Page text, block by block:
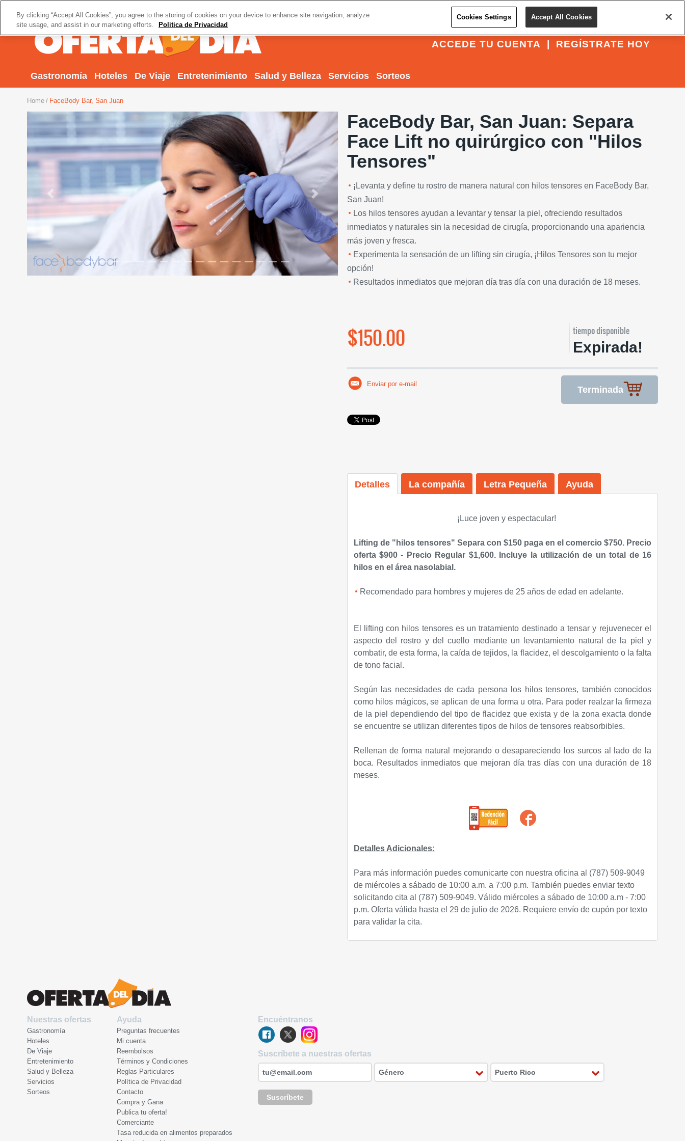
REGÍSTRATE HOY
ACCEDE TU CUENTA
Gastronomía Hoteles De Viaje Entretenimiento Salud y Belleza Servicios Sorteos
Home FaceBody Bar, San Juan
Previous Next
FaceBody Bar, San Juan: Separa
Face Lift no quirúrgico con "Hilos
Tensores"
¡Levanta y define tu rostro de manera natural con hilos tensores en FaceBody Bar,
San Juan!
Los hilos tensores ayudan a levantar y tensar la piel, ofreciendo resultados
inmediatos y naturales sin la necesidad de cirugía, proporcionando una apariencia
más joven y fresca.
Experimenta la sensación de un lifting sin cirugía, ¡Hilos Tensores son tu mejor
opción!
Resultados inmediatos que mejoran día tras día con una duración de 18 meses.
$150.00 tiempo disponible
Expirada!
Terminada
Enviar por e-mail
Detalles La compañía Letra Pequeña Ayuda
¡Luce joven y espectacular!
Lifting de "hilos tensores" Separa con $150 paga en el comercio $750. Precio
oferta $900 - Precio Regular $1,600. Incluye la utilización de un total de 16
hilos en el área nasolabial.
Recomendado para hombres y mujeres de 25 años de edad en adelante.
El lifting con hilos tensores es un tratamiento destinado a tensar y rejuvenecer el
aspecto del rostro y del cuello mediante un levantamiento natural de la piel y
combatir, de esta forma, la caída de tejidos, la flacidez, el descolgamiento o la falta
de tono facial.
Según las necesidades de cada persona los hilos tensores, también conocidos
como hilos mágicos, se aplican de una forma u otra. Para poder realzar la firmeza
de la piel dependiendo del tipo de flacidez que exista y de la zona exacta donde
se encuentre se utilizan diferentes tipos de hilos de tensores reabsorbibles.
Rellenan de forma natural mejorando o desapareciendo los surcos al lado de la
boca. Resultados inmediatos que mejoran día tras días con una duración de 18
meses.
Detalles Adicionales:
Para más información puedes comunicarte con nuestra oficina al (787) 509-9049
de miércoles a sábado de 10:00 a.m. a 7:00 p.m. También puedes enviar texto
solicitando cita al (787) 509-9049. Válido miércoles a sábado de 10:00 a.m - 7:00
p.m. Oferta válida hasta el 29 de julio de 2026. Requiere envío de cupón por texto
para validar la cita.
Nuestras ofertas
Gastronomía
Hoteles
De Viaje
Entretenimiento
Salud y Belleza
Servicios
Sorteos
Ayuda
Preguntas frecuentes
Mi cuenta
Reembolsos
Términos y Condiciones
Reglas Particulares
Política de Privacidad
Contacto
Compra y Gana
Publica tu oferta!
Comerciante
Tasa reducida en alimentos preparados
Encuéntranos
Suscríbete a nuestras ofertas
Suscríbete
By clicking “Accept All Cookies”, you agree to the storing of cookies on your device to enhance site navigation, analyze
site usage, and assist in our marketing efforts.
Politica de Privacidad
Cookies Settings Accept All Cookies